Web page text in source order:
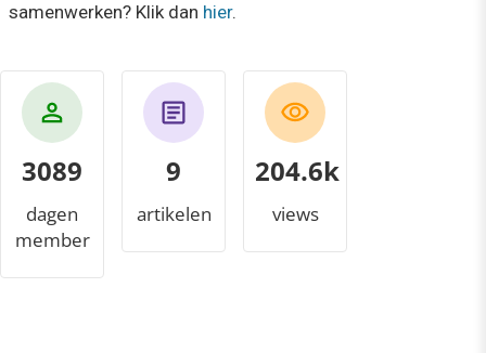
samenwerken? Klik dan hier.
3089
dagen
member
9
artikelen
224.4k
views